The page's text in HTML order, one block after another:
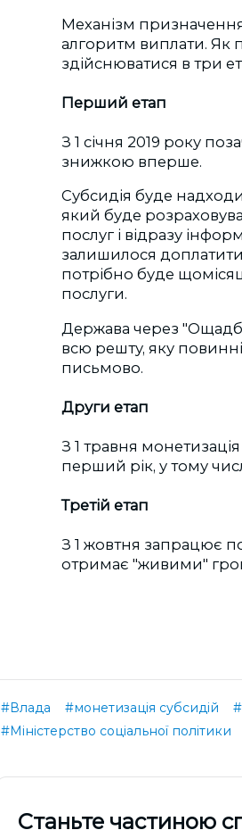
Механізм
алгоритм виплати. Як
здійснюватися в три
Перший етап
З 1 січня 2019 року
знижкою вперше.
Субсидія буде
який буде
послуг і відразу
залишилося доплатити
потрібно буде
послуги.
Держава через
всю решту, яку
письмово.
Други етап
З 1 травня
перший рік, у тому
Третій етап
З 1 жовтня запрацює
отримає "живими"
#Влада #монетизація субсидій
#Міністерство соціальної політики
Cтаньте частиною